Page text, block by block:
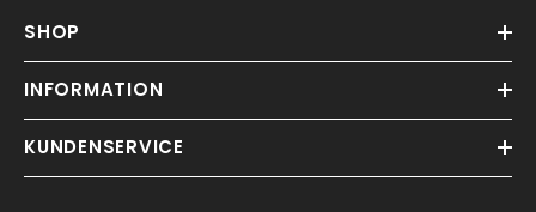
SHOP
INFORMATION
KUNDENSERVICE